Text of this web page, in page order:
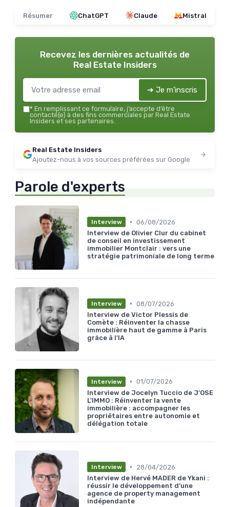
Résumer ChatGPT Claude Mistral
Recevez les dernières actualités de
Real Estate Insiders
➔ Je m'inscris
* En remplissant ce formulaire, j’accepte d’être
contacté(e) à des fins commerciales par Real Estate
Insiders et ses partenaires.
Real Estate Insiders
Ajoutez-nous à vos sources préférées sur Google
Parole d'experts
Interview • 06/08/2026
Interview de Olivier Clur du cabinet
de conseil en investissement
immobilier Montclair : vers une
stratégie patrimoniale de long terme
Interview • 08/07/2026
Interview de Victor Plessis de
Comète : Réinventer la chasse
immobilière haut de gamme à Paris
grâce à l’IA
Interview • 01/07/2026
Interview de Jocelyn Tuccio de J'OSE
L'IMMO : Réinventer la vente
immobilière : accompagner les
propriétaires entre autonomie et
délégation totale
Interview •
28/04/2026
Interview de Hervé MADER de Ykani :
réussir le développement d’une
agence de property management
indépendante